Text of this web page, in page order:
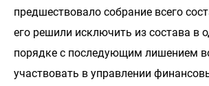
предшествовало собрание всего
его решили исключить из состава в
порядке с последующим лишением
участвовать в управлении